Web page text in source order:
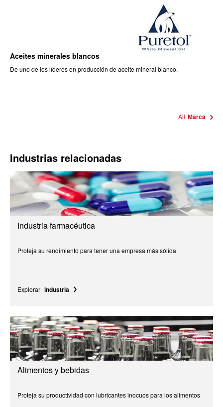
Aceites minerales blancos
De uno de los líderes en producción de aceite mineral blanco.
All Marca
Industrias relacionadas
Industria farmacéutica
Proteja su rendimiento para tener una empresa más sólida
Explorar industria
Alimentos y bebidas
Proteja su productividad con lubricantes inocuos para los alimentos